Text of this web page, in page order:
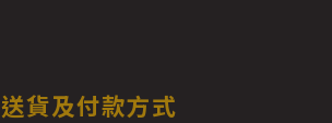
送貨及付款方式